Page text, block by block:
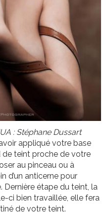
: Stéphane Dussart
appliqué votre base
teint proche de votre
au pinceau ou à
d’un anticerne pour
étape du teint, la
ci bien travaillée, elle fera
de votre teint.